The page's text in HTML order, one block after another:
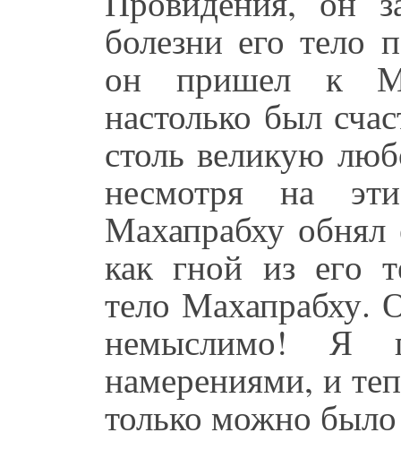
болезни его тело
он пришел к
настолько был
столь великую
несмотря на
Махапрабху обнял
как гной из его
тело Махапрабху.
немыслимо! Я
намерениями, и
только можно было